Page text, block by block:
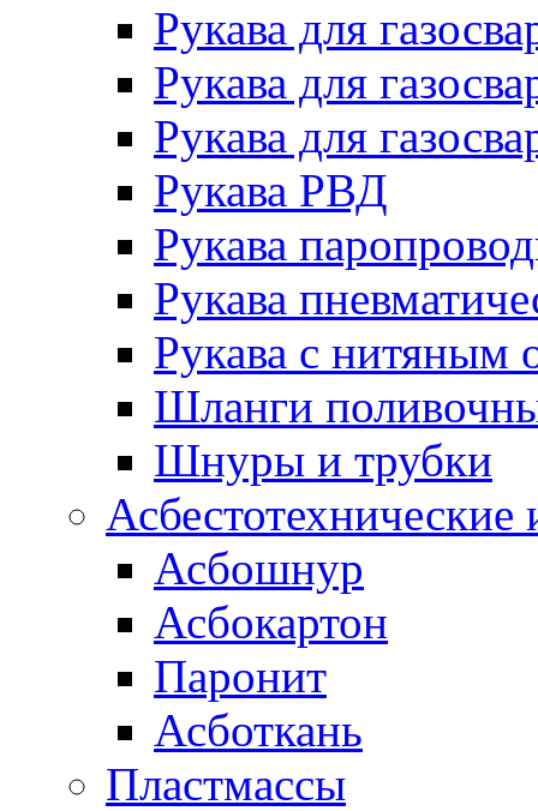
Рукава для
Рукава для
Рукава для
Рукава РВД
Рукава
Рукава
Рукава с нитяным
Шланги
Шнуры и трубки
Асбестотехнические
Асбошнур
Асбокартон
Паронит
Асботкань
Пластмассы